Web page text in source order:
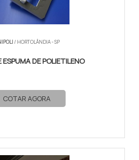
/ HORTOLÂNDIA - SP
ESPUMA DE POLIETILENO
COTAR AGORA